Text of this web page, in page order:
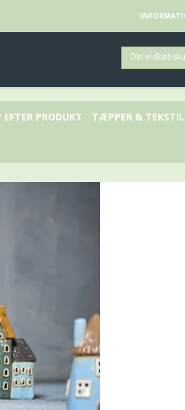
Din
EFTER PRODUKT TÆPPER &